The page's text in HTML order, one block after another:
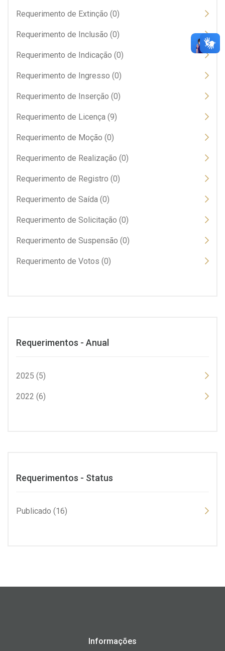
Requerimento de Extinção (0)
Requerimento de Inclusão (0)
Requerimento de Indicação (0)
Requerimento de Ingresso (0)
Requerimento de Inserção (0)
Requerimento de Licença (9)
Requerimento de Moção (0)
Requerimento de Realização (0)
Requerimento de Registro (0)
Requerimento de Saída (0)
Requerimento de Solicitação (0)
Requerimento de Suspensão (0)
Requerimento de Votos (0)
Requerimentos - Anual
2025 (5)
2022 (6)
Requerimentos - Status
Publicado (16)
Informações